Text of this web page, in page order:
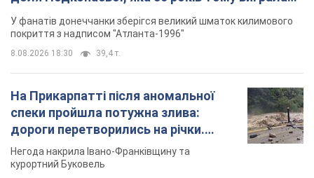
"золото" Олімпіади
У фанатів донеччанки зберігся великий шматок килимового
покриття з надписом "Атланта-1996"
8.08.2026 18:30 39,4 т.
На Прикарпатті після аномальної
спеки пройшла потужна злива:
дороги перетворились на річки.
Відео
Негода накрила Івано-Франківщину та
курортний Буковель